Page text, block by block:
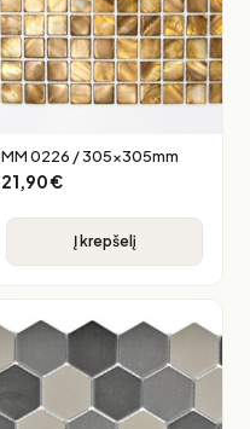
MM 0226 / 305x305mm
21,90€
Į krepšelį